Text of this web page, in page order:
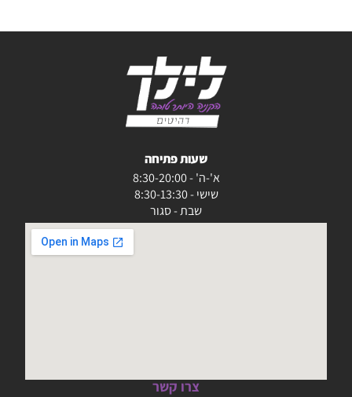
שעות פתיחה
א'-ה' - 8:30-20:00
שישי - 8:30-13:30
שבת - סגור
צרו קשר